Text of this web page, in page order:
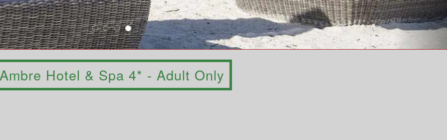
Ambre Hotel & Spa 4* - Adult Only